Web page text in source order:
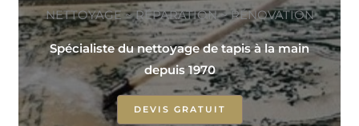
NETTOYAGE ~ RÉPARATION ~ RÉNOVATION
Spécialiste du nettoyage de tapis à la main
depuis 1970
DEVIS GRATUIT